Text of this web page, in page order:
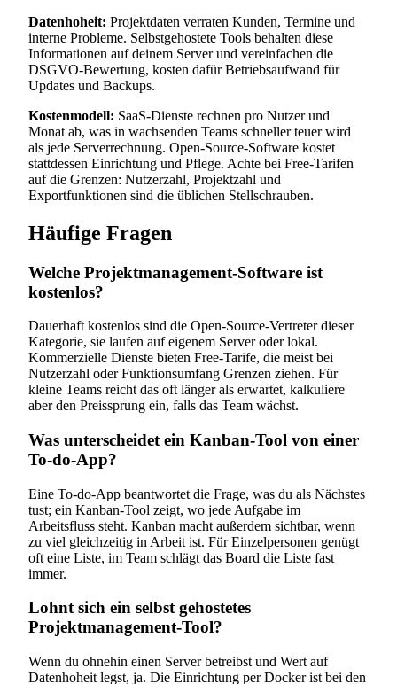
Datenhoheit: Projektdaten verraten Kunden, Termine und
interne Probleme. Selbstgehostete Tools behalten diese
Informationen auf deinem Server und vereinfachen die
DSGVO-Bewertung, kosten dafür Betriebsaufwand für
Updates und Backups.
Kostenmodell: SaaS-Dienste rechnen pro Nutzer und
Monat ab, was in wachsenden Teams schneller teuer wird
als jede Serverrechnung. Open-Source-Software kostet
stattdessen Einrichtung und Pflege. Achte bei Free-Tarifen
auf die Grenzen: Nutzerzahl, Projektzahl und
Exportfunktionen sind die üblichen Stellschrauben.
Häufige Fragen
Welche Projektmanagement-Software ist
kostenlos?
Dauerhaft kostenlos sind die Open-Source-Vertreter dieser
Kategorie, sie laufen auf eigenem Server oder lokal.
Kommerzielle Dienste bieten Free-Tarife, die meist bei
Nutzerzahl oder Funktionsumfang Grenzen ziehen. Für
kleine Teams reicht das oft länger als erwartet, kalkuliere
aber den Preissprung ein, falls das Team wächst.
Was unterscheidet ein Kanban-Tool von einer
To-do-App?
Eine To-do-App beantwortet die Frage, was du als Nächstes
tust; ein Kanban-Tool zeigt, wo jede Aufgabe im
Arbeitsfluss steht. Kanban macht außerdem sichtbar, wenn
zu viel gleichzeitig in Arbeit ist. Für Einzelpersonen genügt
oft eine Liste, im Team schlägt das Board die Liste fast
immer.
Lohnt sich ein selbst gehostetes
Projektmanagement-Tool?
Wenn du ohnehin einen Server betreibst und Wert auf
Datenhoheit legst, ja. Die Einrichtung per Docker ist bei den